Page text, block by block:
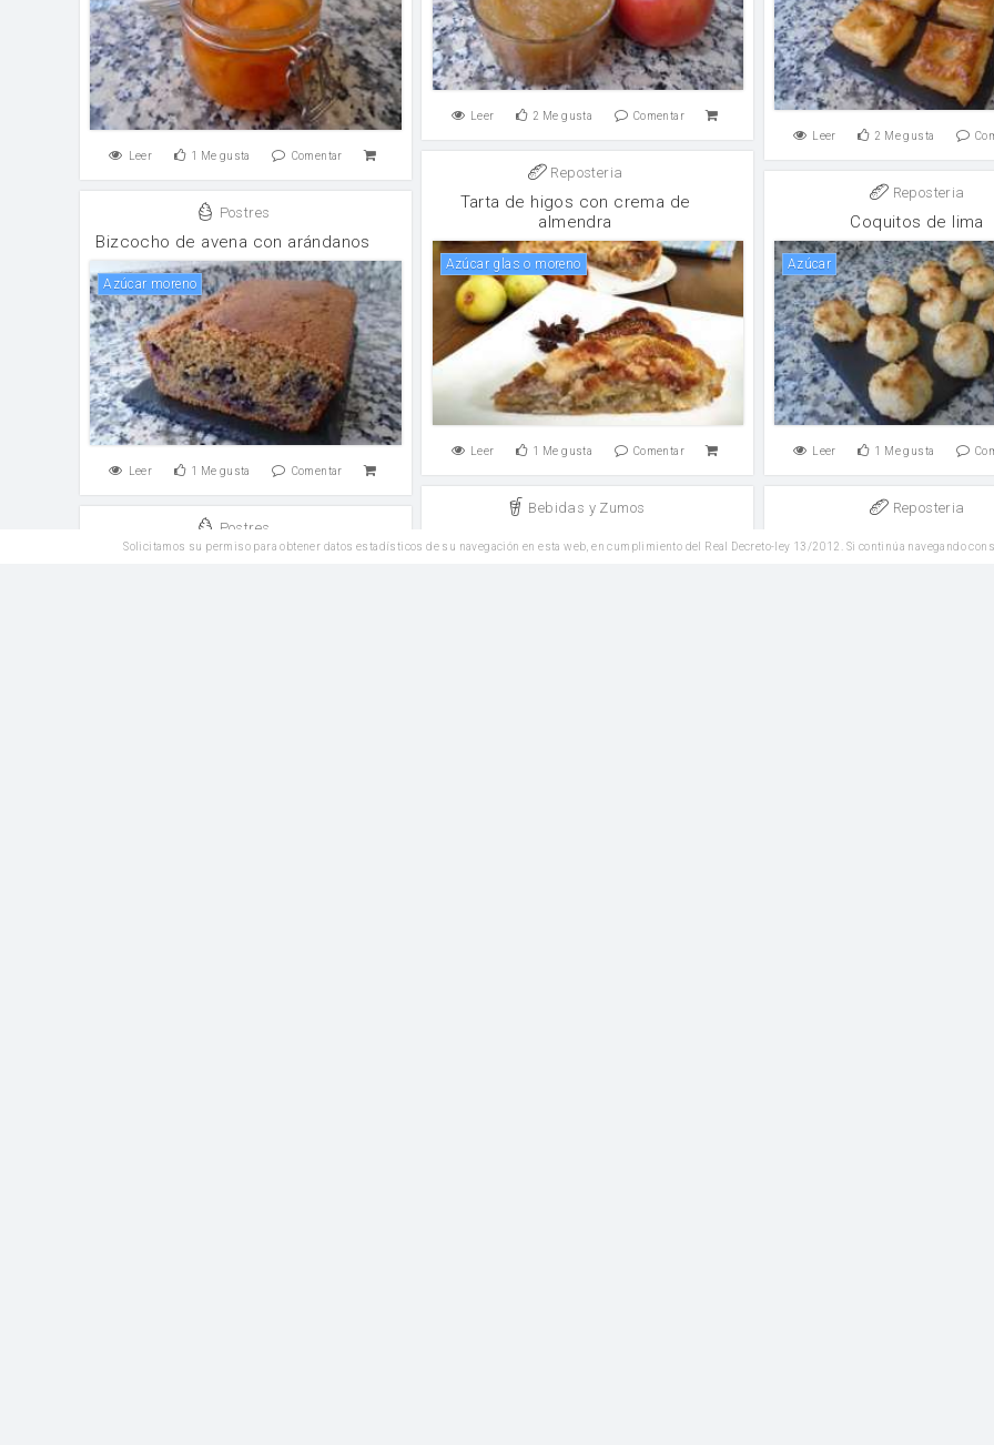
Leer 2 Me gusta Comentar
Leer 2 Me gusta
Leer 1 Me gusta Comentar
Reposteria
Tarta de higos con crema de
almendra
azúcar glas o moreno
Leer 1 Me gusta Comentar
Reposteria
Coquitos de lima
Azúcar
Leer 1 Me gusta
Postres
Bizcocho de avena con arándanos
Azúcar moreno
Leer 1 Me gusta Comentar
Bebidas y Zumos
Bebida fría de café y cacao
Reposteria
Coquitos cubanos o
acaramelados
Postres
Crema esponjosa de turrón de
Solicitamos su permiso para obtener datos estadísticos de su navegación en esta web, en cumplimiento del Real Decreto-ley 13/2012. Si continúa navegando